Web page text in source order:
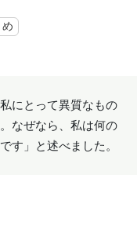
にとって異質なもの
なぜなら、私は何の
す」と述べました。